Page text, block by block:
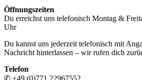
Öffnungszeiten
Du erreichst uns telefonisch Montag &
Uhr
Du kannst uns jederzeit telefonisch mit
Nachricht hinterlassen – wir rufen dich
Telefon